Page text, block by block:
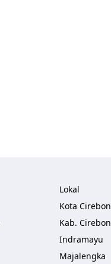
Lokal
Kota Cirebon
Kab. Cirebon
Indramayu
Majalengka